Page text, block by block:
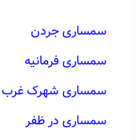
سمساری جردن
سمساری فرمانیه
سمساری شهرک غرب
سمساری در ظفر